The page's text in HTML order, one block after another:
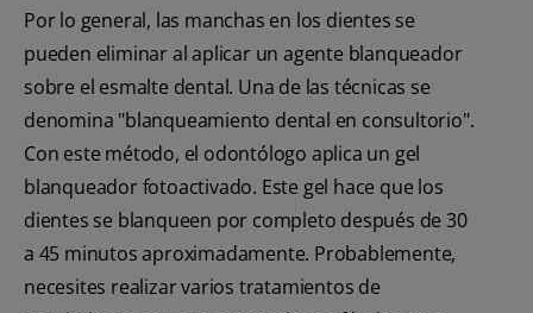
Por lo general, las manchas en los dientes se
pueden eliminar al aplicar un agente blanqueador
sobre el esmalte dental. Una de las técnicas se
denomina "blanqueamiento dental en consultorio".
Con este método, el odontólogo aplica un gel
blanqueador fotoactivado. Este gel hace que los
dientes se blanqueen por completo después de 30
a 45 minutos aproximadamente. Probablemente,
necesites realizar varios tratamientos de